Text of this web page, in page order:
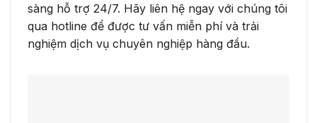
sàng hỗ trợ 24/7. Hãy liên hệ ngay với chúng tôi
qua hotline để được tư vấn miễn phí và trải
nghiệm dịch vụ chuyên nghiệp hàng đầu.